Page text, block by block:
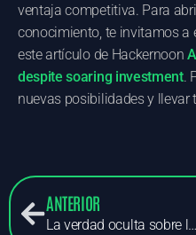
ventaja competitiva. Para
conocimiento, te invitamos a
este artículo de Hackernoon
despite soaring investment.
nuevas posibilidades y llevar
ANTERIOR
La verdad oculta sobre la ética en la creación musical con inteligencia artificial